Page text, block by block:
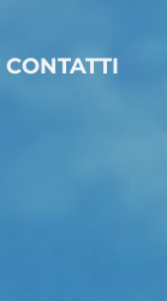
CONTATTI